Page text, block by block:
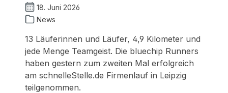
18. Juni 2026
News
13 Läuferinnen und Läufer, 4,9 Kilometer und
jede Menge Teamgeist. Die bluechip Runners
haben gestern zum zweiten Mal erfolgreich
am schnelleStelle.de Firmenlauf in Leipzig
teilgenommen.